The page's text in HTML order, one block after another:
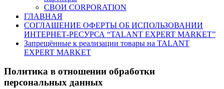
СВОИ CORPORATION
ГЛАВНАЯ
СОГЛАШЕНИЕ ОФЕРТЫ ОБ ИСПОЛЬЗОВАНИИ
ИНТЕРНЕТ-РЕСУРСА “TALANT EXPERT MARKET”
Запрещённые к реализации товары на TALANT
EXPERT MARKET
Политика в отношении обработки
персональных данных